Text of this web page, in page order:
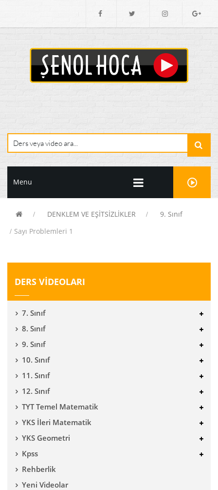
Menu
DENKLEM VE EŞİTSİZLİKLER
9. Sınıf
Sayı Problemleri 1
DERS VİDEOLARI
7. Sınıf
8. Sınıf
9. Sınıf
10. Sınıf
11. Sınıf
12. Sınıf
TYT Temel Matematik
YKS İleri Matematik
YKS Geometri
Kpss
Rehberlik
Yeni Videolar